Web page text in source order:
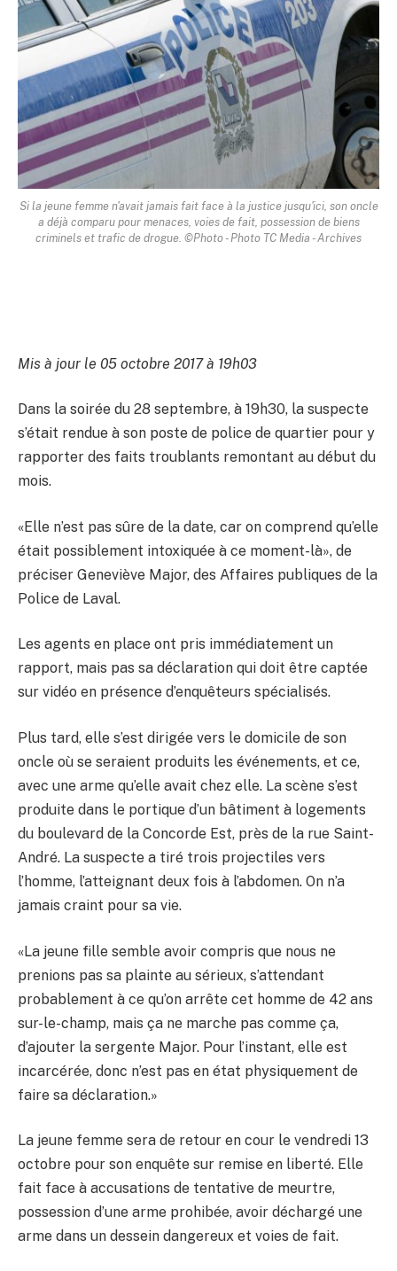
Si la jeune femme n'avait jamais fait face à la justice jusqu'ici, son oncle
a déjà comparu pour menaces, voies de fait, possession de biens
criminels et trafic de drogue. ©Photo - Photo TC Media - Archives
Mis à jour le 05 octobre 2017 à 19h03
Dans la soirée du 28 septembre, à 19h30, la suspecte
s’était rendue à son poste de police de quartier pour y
rapporter des faits troublants remontant au début du
mois.
«Elle n’est pas sûre de la date, car on comprend qu’elle
était possiblement intoxiquée à ce moment-là», de
préciser Geneviève Major, des Affaires publiques de la
Police de Laval.
Les agents en place ont pris immédiatement un
rapport, mais pas sa déclaration qui doit être captée
sur vidéo en présence d’enquêteurs spécialisés.
Plus tard, elle s’est dirigée vers le domicile de son
oncle où se seraient produits les événements, et ce,
avec une arme qu’elle avait chez elle. La scène s’est
produite dans le portique d’un bâtiment à logements
du boulevard de la Concorde Est, près de la rue Saint-
André. La suspecte a tiré trois projectiles vers
l’homme, l’atteignant deux fois à l’abdomen. On n’a
jamais craint pour sa vie.
«La jeune fille semble avoir compris que nous ne
prenions pas sa plainte au sérieux, s’attendant
probablement à ce qu’on arrête cet homme de 42 ans
sur-le-champ, mais ça ne marche pas comme ça,
d’ajouter la sergente Major. Pour l’instant, elle est
incarcérée, donc n’est pas en état physiquement de
faire sa déclaration.»
La jeune femme sera de retour en cour le vendredi 13
octobre pour son enquête sur remise en liberté. Elle
fait face à accusations de tentative de meurtre,
possession d’une arme prohibée, avoir déchargé une
arme dans un dessein dangereux et voies de fait.